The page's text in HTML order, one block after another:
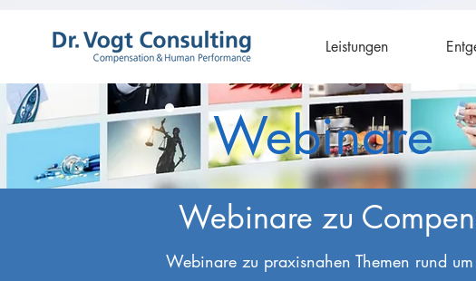
Leistungen
Webinare
Webinare zu
Webinare zu praxisnahen Themen rund